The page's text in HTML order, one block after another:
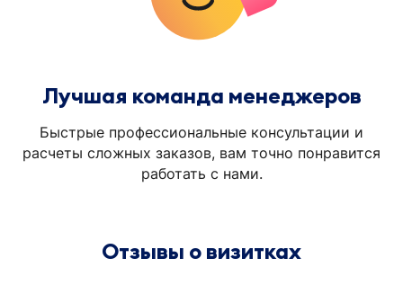
Лучшая команда менеджеров
Быстрые профессиональные консультации и
расчеты сложных заказов, вам точно понравится
работать с нами.
Отзывы о визитках